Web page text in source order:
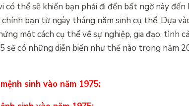
có thể sẽ khiến bạn phải đi đến bất ngờ này
bạn từ ngày tháng năm sinh cụ thể. Dựa
một cách cụ thể về sự nghiệp, gia đạo, tình
sẽ có những diễn biến như thế nào trong năm
sinh vào năm 1975: